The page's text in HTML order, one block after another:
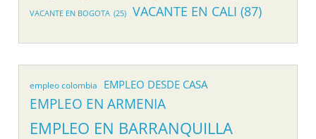
VACANTE EN BOGOTA (25) VACANTE EN CALI (87)
empleo colombia EMPLEO DESDE CASA
EMPLEO EN ARMENIA
EMPLEO EN BARRANQUILLA